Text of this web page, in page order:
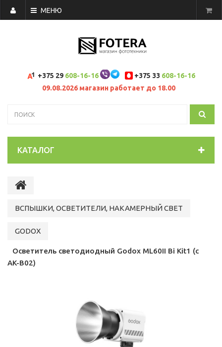
МЕНЮ
+375 29 608-16-16 +375 33 608-16-16
09.08.2026 магазин работает до 18.00
КАТАЛОГ
ВСПЫШКИ, ОСВЕТИТЕЛИ, НАКАМЕРНЫЙ СВЕТ
GODOX
Осветитель светодиодный Godox ML60II Bi Kit1 (с
AK-B02)